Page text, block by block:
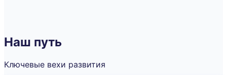
Наш путь
Ключевые вехи развития